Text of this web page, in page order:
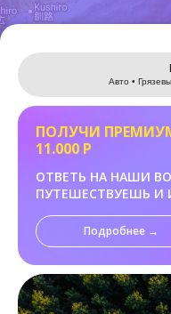
Авто •
ПОЛУЧИ
11.000 Р
ОТВЕТЬ НА НАШИ
ПУТЕШЕСТВУЕШЬ И
Подробнее →